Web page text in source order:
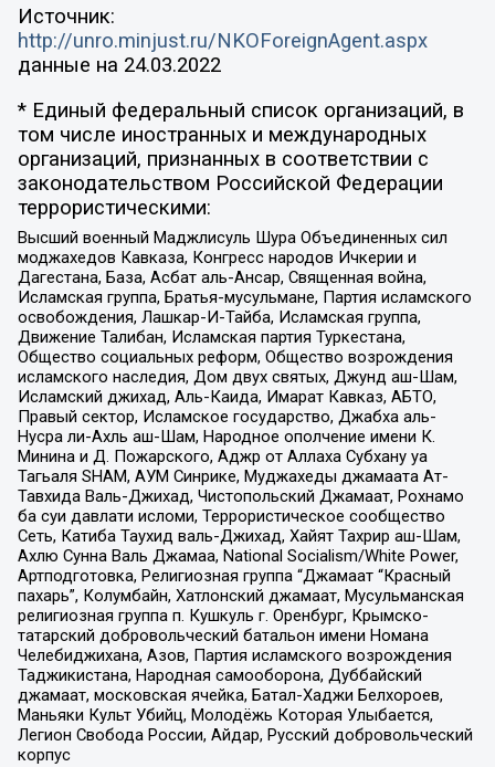
Источник:
http://unro.minjust.ru/NKOForeignAgent.aspx
данные на 24.03.2022
* Единый федеральный список организаций, в
том числе иностранных и международных
организаций, признанных в соответствии с
законодательством Российской Федерации
террористическими:
Высший военный Маджлисуль Шура Объединенных сил
моджахедов Кавказа, Конгресс народов Ичкерии и
Дагестана, База, Асбат аль-Ансар, Священная война,
Исламская группа, Братья-мусульмане, Партия исламского
освобождения, Лашкар-И-Тайба, Исламская группа,
Движение Талибан, Исламская партия Туркестана,
Общество социальных реформ, Общество возрождения
исламского наследия, Дом двух святых, Джунд аш-Шам,
Исламский джихад, Аль-Каида, Имарат Кавказ, АБТО,
Правый сектор, Исламское государство, Джабха аль-
Нусра ли-Ахль аш-Шам, Народное ополчение имени К.
Минина и Д. Пожарского, Аджр от Аллаха Субхану уа
Тагьаля SHAM, АУМ Синрике, Муджахеды джамаата Ат-
Тавхида Валь-Джихад, Чистопольский Джамаат, Рохнамо
ба суи давлати исломи, Террористическое сообщество
Сеть, Катиба Таухид валь-Джихад, Хайят Тахрир аш-Шам,
Ахлю Сунна Валь Джамаа, National Socialism/White Power,
Артподготовка, Религиозная группа “Джамаат “Красный
пахарь”, Колумбайн, Хатлонский джамаат, Мусульманская
религиозная группа п. Кушкуль г. Оренбург, Крымско-
татарский добровольческий батальон имени Номана
Челебиджихана, Азов, Партия исламского возрождения
Таджикистана, Народная самооборона, Дуббайский
джамаат, московская ячейка, Батал-Хаджи Белхороев,
Маньяки Культ Убийц, Молодёжь Которая Улыбается,
Легион Свобода России, Айдар, Русский добровольческий
корпус